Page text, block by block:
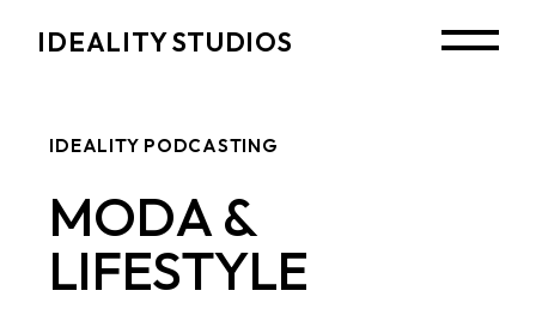
IDEALITY STUDIOS
IDEALITY PODCASTING
MODA &
LIFESTYLE